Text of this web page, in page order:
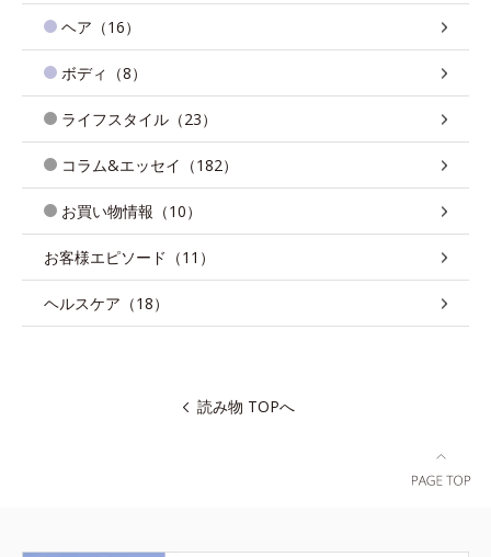
ヘア（16）
ボディ（8）
ライフスタイル（23）
コラム&エッセイ（182）
お買い物情報（10）
お客様エピソード（11）
ヘルスケア（18）
読み物 TOPへ